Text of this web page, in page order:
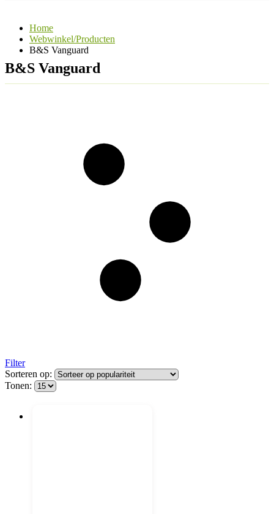
Home
Webwinkel/Producten
B&S Vanguard
B&S Vanguard
Filter
Sorteren op:
Tonen: